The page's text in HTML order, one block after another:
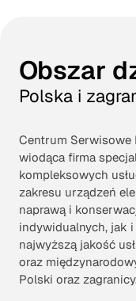
Obszar
Polska i
Centrum Serwisowe
wiodąca firma
kompleksowych
zakresu urządzeń
naprawą i
indywidualnych, jak
najwyższą jakość
oraz
Polski oraz